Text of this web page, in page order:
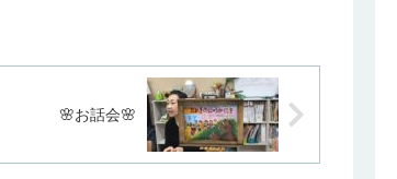
🌸お話会🌸